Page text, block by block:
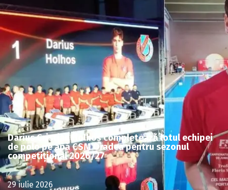
Darius Cristian Holhoș completează lotul echipei
de polo pe apă CSM Oradea pentru sezonul
competițional 2026/27
29 iulie 2026